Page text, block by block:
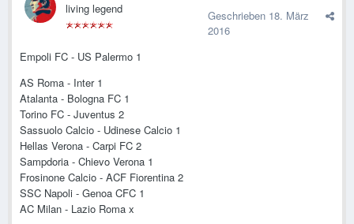
living legend Geschrieben 18. März
2016
Empoli FC - US Palermo 1
AS Roma - Inter 1
Atalanta - Bologna FC 1
Torino FC - Juventus 2
Sassuolo Calcio - Udinese Calcio 1
Hellas Verona - Carpi FC 2
Sampdoria - Chievo Verona 1
Frosinone Calcio - ACF Fiorentina 2
SSC Napoli - Genoa CFC 1
AC Milan - Lazio Roma x